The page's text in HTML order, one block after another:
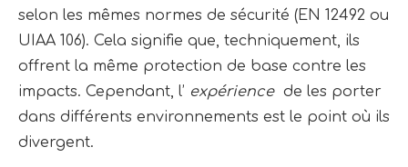
selon les mêmes normes de sécurité (EN 12492 ou
UIAA 106). Cela signifie que, techniquement, ils
offrent la même protection de base contre les
impacts. Cependant, l’ expérience de les porter
dans différents environnements est le point où ils
divergent.